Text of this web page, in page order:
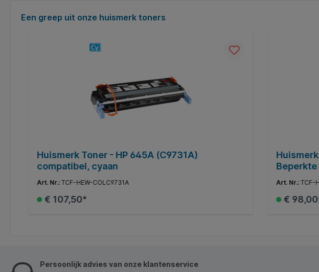
Productgalerij overslaan
Een greep uit onze huismerk toners
Huismerk Toner - HP 645A (C9731A)
compatibel, cyaan
Art. Nr.: TCF-HEW-COLC9731A
€ 107,50*
Art. Nr.:TCF-
€
Persoonlijk advies van onze klantenservice